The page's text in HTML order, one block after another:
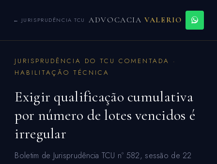
← JURISPRUDÊNCIA TCU ADVOCACIAVALERIO
JURISPRUDÊNCIA DO TCU COMENTADA ·
HABILITAÇÃO TÉCNICA
Exigir qualificação cumulativa
por número de lotes vencidos é
irregular
Boletim de Jurisprudência TCU nº 582, sessão de 22